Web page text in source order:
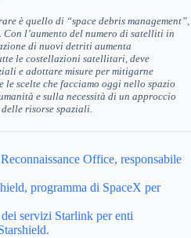
è quello di “space debris management”,
l’aumento del numero di satelliti in
di nuovi detriti aumenta
le costellazioni satellitari, deve
e adottare misure per mitigarne
scelte che facciamo oggi nello spazio
e sulla necessità di un approccio
risorse spaziali.
Office, responsabile
programma di SpaceX per
servizi Starlink per enti